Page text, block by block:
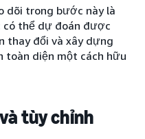
dõi trong bước này là
có thể dự đoán được
thay đổi và xây dựng
toàn diện một cách hữu
tùy chỉnh